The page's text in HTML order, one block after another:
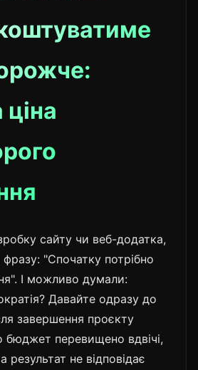
сайту чи веб-додатка,
"Спочатку потрібно
І можливо думали:
Давайте одразу до
завершення проєкту
бюджет перевищено вдвічі,
результат не відповідає